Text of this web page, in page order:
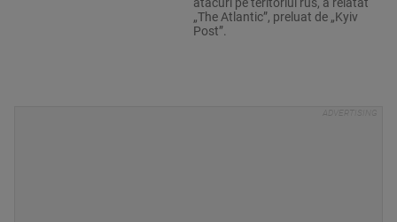
„The Atlantic”, preluat de „Kyiv
Post”.